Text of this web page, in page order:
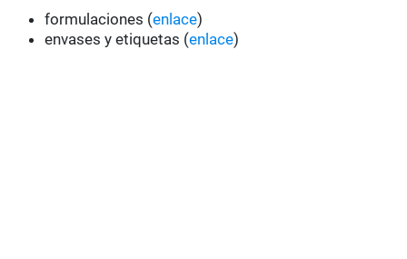
formulaciones (enlace)
envases y etiquetas (enlace)